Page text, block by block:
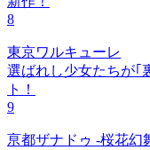
8
東京ワルキューレ
選ばれし少女たちが｢
ト！
9
亰都ザナドゥ -桜花幻